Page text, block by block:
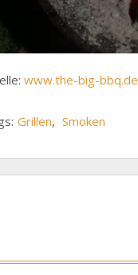
www.the-big-bbq.de
Grillen, Smoken